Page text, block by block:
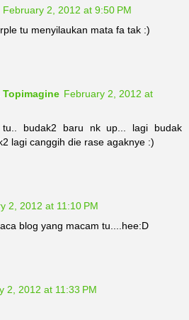
February 2, 2012 at 9:50 PM
tu menyilaukan mata fa tak :)
Topimagine February 2, 2012 at
budak2 baru nk up... lagi budak
lagi canggih die rase agaknye :)
2, 2012 at 11:10 PM
blog yang macam tu....hee:D
2, 2012 at 11:33 PM